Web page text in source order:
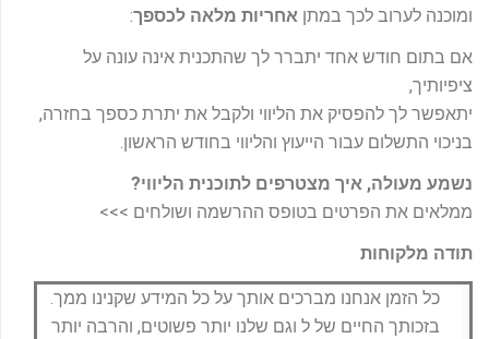
ומוכנה לערוב לכך במתן אחריות מלאה לכספך:
אם בתום חודש אחד יתברר לך שהתכנית אינה עונה על
ציפיותיך,
יתאפשר לך להפסיק את הליווי ולקבל את יתרת כספך בחזרה,
בניכוי התשלום עבור הייעוץ והליווי בחודש הראשון.
נשמע מעולה, איך מצטרפים לתוכנית הליווי?
ממלאים את הפרטים בטופס ההרשמה ושולחים >>>
תודה מלקוחות
כל הזמן אנחנו מברכים אותך על כל המידע שקנינו ממך.
בזכותך החיים של ל וגם שלנו יותר פשוטים, והרבה יותר